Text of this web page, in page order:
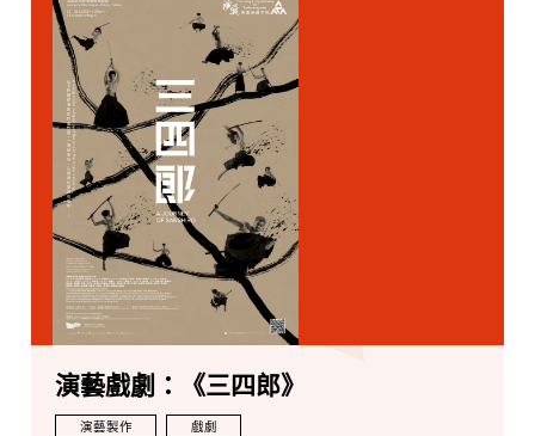
演藝戲劇：《三四郎》
演藝製作 戲劇